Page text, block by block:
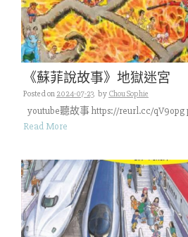
《蘇菲說故事》地獄迷宮
Posted on 2024-07-23 by Chou Sophie
youtube聽故事 https://reurl.cc/qV9opg
Read More